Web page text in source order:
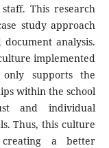
This research
study approach
analysis.
implemented
supports the
within the school
and individual
Thus, this culture
a better